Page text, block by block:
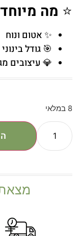
⭐ מה מיוחד
✨ אטום ונוח
🎯 גודל בינוני
💎 עיצובים
8 במלאי